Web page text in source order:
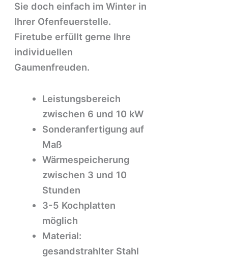
Sie doch einfach im Winter in
Ihrer Ofenfeuerstelle.
Firetube erfüllt gerne Ihre
individuellen
Gaumenfreuden.
Leistungsbereich
zwischen 6 und 10 kW
Sonderanfertigung auf
Maß
Wärmespeicherung
zwischen 3 und 10
Stunden
3-5 Kochplatten
möglich
Material:
gesandstrahlter Stahl